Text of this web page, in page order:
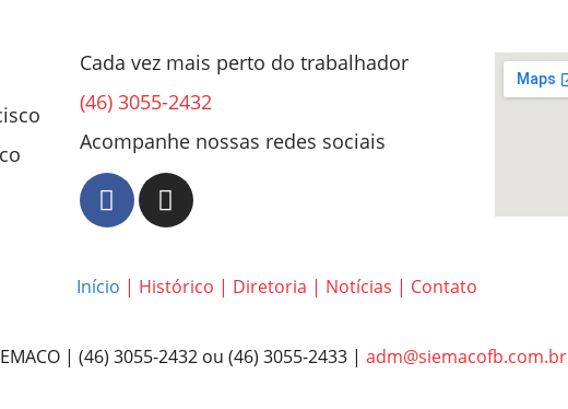
Cada vez mais perto do trabalhador
(46) 3055-2432
Acompanhe nossas redes sociais
Início | Histórico | Diretoria | Notícias | Contato
| (46) 3055-2432 ou (46) 3055-2433 | adm@siemacofb.com.br